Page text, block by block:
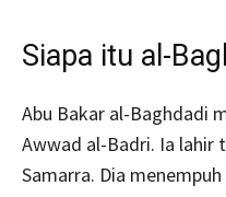
Siapa itu al-
Abu Bakar al-Baghdadi
Awwad al-Badri. Ia lahir
Samarra. Dia